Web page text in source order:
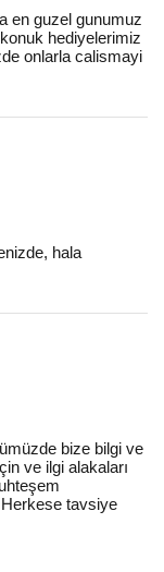
en guzel gunumuz
hediyelerimiz
onlarla calismayi
hala
bize bilgi ve
ve ilgi alakaları
Herkese tavsiye